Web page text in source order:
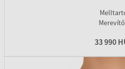
33 990